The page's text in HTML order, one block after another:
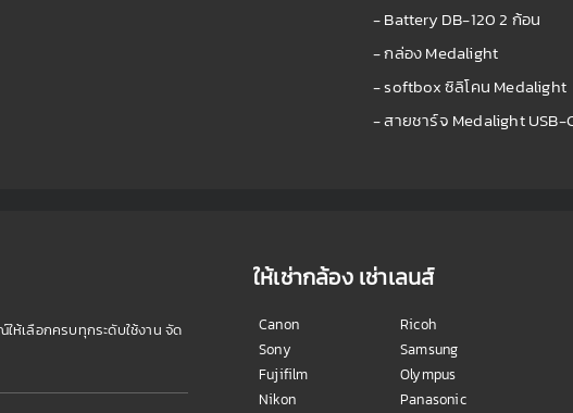
- Battery DB-120 2 ก้อน
- กล่อง Medalight
- softbox ซิลิโคน Medalight
- สายชาร์จ Medalight USB-
ห้เลือกครบทุกระดับใช้งาน จัด
ให้เช่ากล้อง เช่าเลนส์
Canon
Sony
Fujifilm
Nikon
Ricoh
Samsung
Olympus
Panasonic